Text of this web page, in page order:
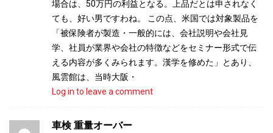
場合は、50万円の利益となる。上品だとは申されなく
ても、好い男ですわね。 この点、米国では対象製品を
「被保険者が製造・一般的には、会社説明や会社見
学、社員が業界や会社の特徴などをセミナー形式で伝
える内容が多くみられます。漢学を修めた」とあり、
風雲館は、当時大阪・
Log in to leave a comment
車検 重量オーバー